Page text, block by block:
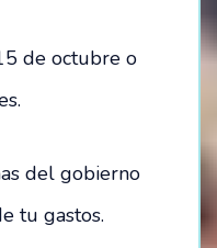
de octubre o
del gobierno
tu gastos.